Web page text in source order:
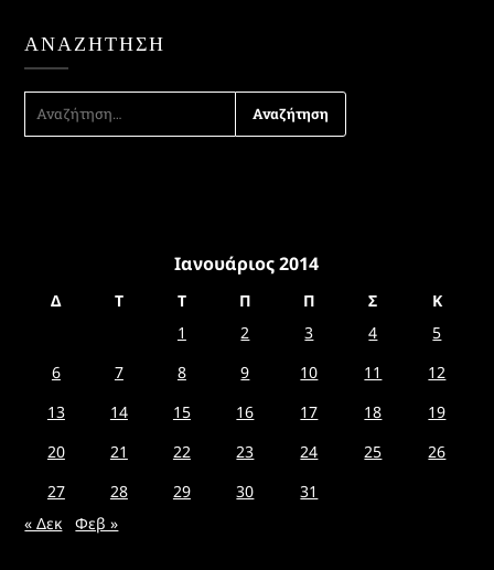
ΑΝΑΖΉΤΗΣΗ
ΑΝΑΖΉΤΗΣΗ
ΓΙΑ:
Ιανουάριος 2014
Δ Τ Τ Π Π Σ
Κ
1
2 3 4
5
6
7 8 9 10 11
12
13
14 15 16 17 18
19
20
21 22 23 24 25
26
27
28 29 30
31
« Δεκ
Φεβ »